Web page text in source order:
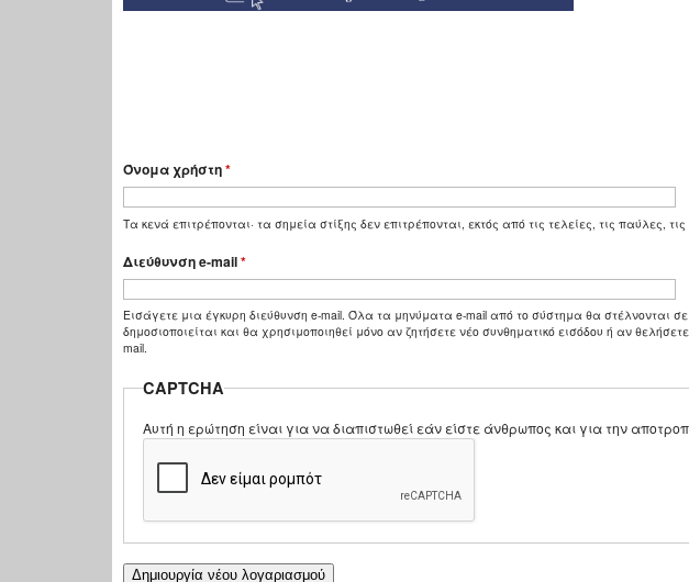
Όνομα χρήστη*
Τα κενά επιτρέπονται· τα σημεία στίξης δεν επιτρέπονται, εκτός από τις τελείες, τις παύλες,
Διεύθυνση e-mail*
Εισάγετε μια έγκυρη διεύθυνση e-mail. Όλα τα μηνύματα e-mail από το σύστημα θα στέλνονται σε
δημοσιοποιείται και θα χρησιμοποιηθεί μόνο αν ζητήσετε νέο συνθηματικό εισόδου ή αν
mail.
CAPTCHA
Αυτή η ερώτηση είναι για να διαπιστωθεί εάν είστε άνθρωπος και για την